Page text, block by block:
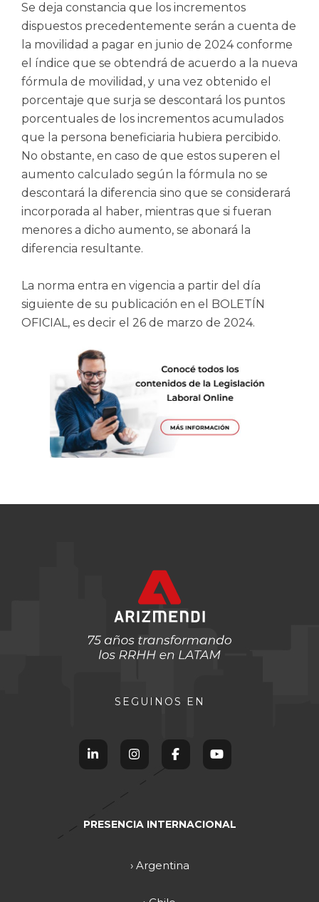
Se deja constancia que los incrementos
dispuestos precedentemente serán a cuenta de
la movilidad a pagar en junio de 2024 conforme
el índice que se obtendrá de acuerdo a la nueva
fórmula de movilidad, y una vez obtenido el
porcentaje que surja se descontará los puntos
porcentuales de los incrementos acumulados
que la persona beneficiaria hubiera percibido.
No obstante, en caso de que estos superen el
aumento calculado según la fórmula no se
descontará la diferencia sino que se considerará
incorporada al haber, mientras que si fueran
menores a dicho aumento, se abonará la
diferencia resultante.
La norma entra en vigencia a partir del día
siguiente de su publicación en el BOLETÍN
OFICIAL, es decir el 26 de marzo de 2024.
SEGUINOS EN
PRESENCIA INTERNACIONAL
› Argentina